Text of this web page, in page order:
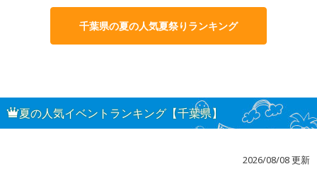
千葉県の夏の人気夏祭りランキング
夏の人気イベントランキング【千葉県】
2026/08/08 更新